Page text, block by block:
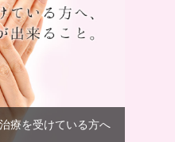
療を受けている方へ